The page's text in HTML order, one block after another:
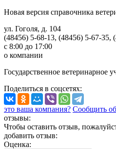
Новая версия справочника
ул. Гоголя, д. 104
(48456) 5-68-13, (48456) 5-67-35,
с 8:00 до 17:00
о компании
Государственное ветеринарное
Поделиться в соцсетях:
это ваша компания? Сообщить
отзывы:
Чтобы оставить отзыв,
добавить отзыв:
Оценка: